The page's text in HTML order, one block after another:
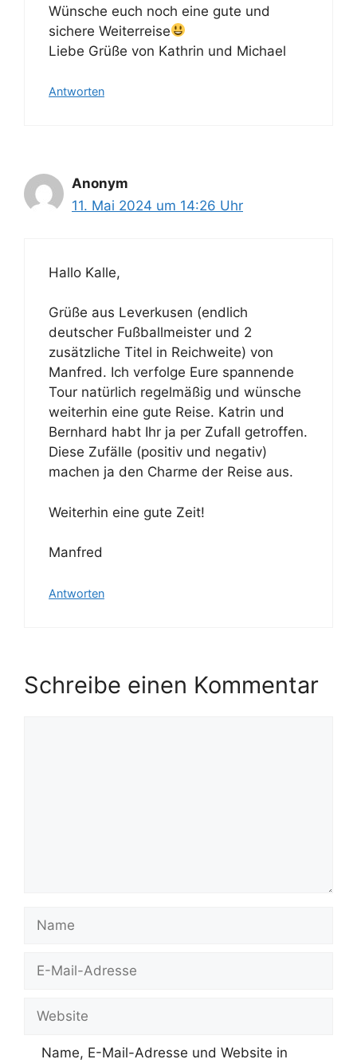
Wünsche euch noch eine gute und
sichere Weiterreise
Liebe Grüße von Kathrin und Michael
Antworten
Anonym
11. Mai 2024 um 14:26 Uhr
Hallo Kalle,
Grüße aus Leverkusen (endlich
deutscher Fußballmeister und 2
zusätzliche Titel in Reichweite) von
Manfred. Ich verfolge Eure spannende
Tour natürlich regelmäßig und wünsche
weiterhin eine gute Reise. Katrin und
Bernhard habt Ihr ja per Zufall getroffen.
Diese Zufälle (positiv und negativ)
machen ja den Charme der Reise aus.
Weiterhin eine gute Zeit!
Manfred
Antworten
Schreibe einen Kommentar
Name
Website
Name, E-Mail-Adresse und Website in